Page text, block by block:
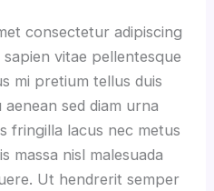
consectetur adipiscing
vitae pellentesque
mi pretium tellus duis
sed diam urna
fringilla lacus nec metus
massa nisl malesuada
Ut hendrerit semper